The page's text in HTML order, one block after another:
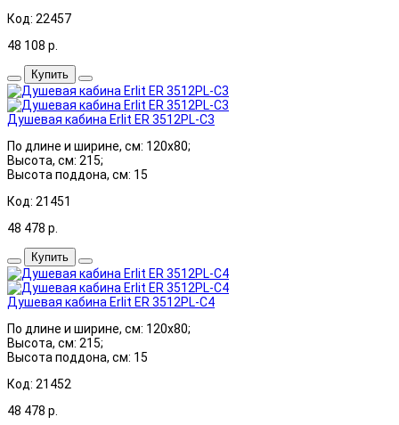
Код: 22457
48 108 р.
Купить
Душевая кабина Erlit ER 3512PL-C3
По длине и ширине, см: 120x80;
Высота, см: 215;
Высота поддона, см: 15
Код: 21451
48 478 р.
Купить
Душевая кабина Erlit ER 3512PL-C4
По длине и ширине, см: 120x80;
Высота, см: 215;
Высота поддона, см: 15
Код: 21452
48 478 р.